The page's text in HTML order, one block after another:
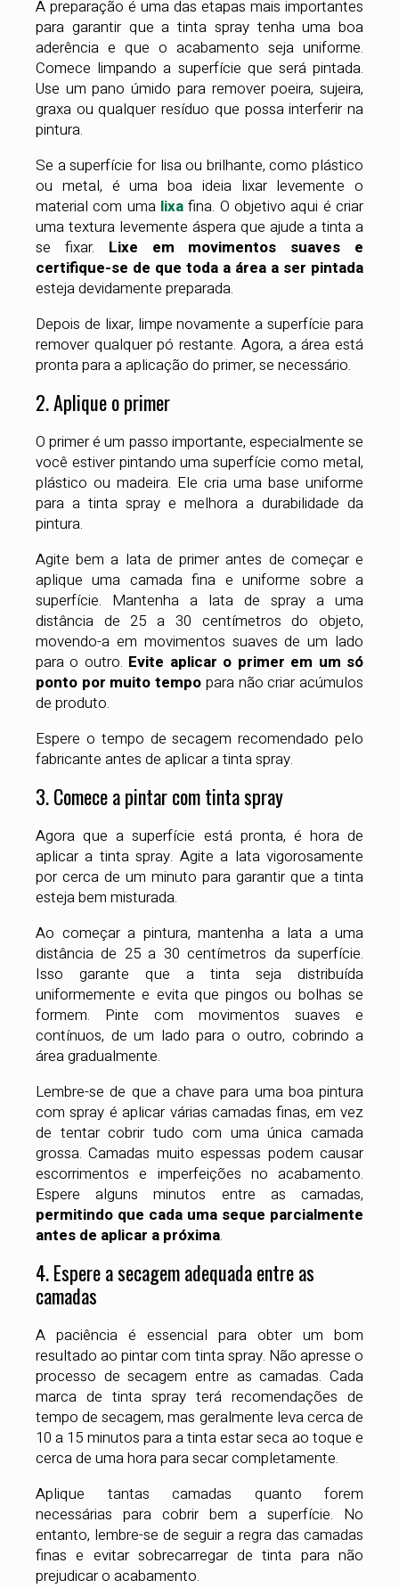
A preparação é uma das etapas mais importantes
para garantir que a tinta spray tenha uma boa
aderência e que o acabamento seja uniforme.
Comece limpando a superfície que será pintada.
Use um pano úmido para remover poeira, sujeira,
graxa ou qualquer resíduo que possa interferir na
pintura.
Se a superfície for lisa ou brilhante, como plástico
ou metal, é uma boa ideia lixar levemente o
material com uma lixa fina. O objetivo aqui é criar
uma textura levemente áspera que ajude a tinta a
se fixar. Lixe em movimentos suaves e
certifique-se de que toda a área a ser pintada
esteja devidamente preparada.
Depois de lixar, limpe novamente a superfície para
remover qualquer pó restante. Agora, a área está
pronta para a aplicação do primer, se necessário.
2. Aplique o primer
O primer é um passo importante, especialmente se
você estiver pintando uma superfície como metal,
plástico ou madeira. Ele cria uma base uniforme
para a tinta spray e melhora a durabilidade da
pintura.
Agite bem a lata de primer antes de começar e
aplique uma camada fina e uniforme sobre a
superfície. Mantenha a lata de spray a uma
distância de 25 a 30 centímetros do objeto,
movendo-a em movimentos suaves de um lado
para o outro. Evite aplicar o primer em um só
ponto por muito tempo para não criar acúmulos
de produto.
Espere o tempo de secagem recomendado pelo
fabricante antes de aplicar a tinta spray.
3. Comece a pintar com tinta spray
Agora que a superfície está pronta, é hora de
aplicar a tinta spray. Agite a lata vigorosamente
por cerca de um minuto para garantir que a tinta
esteja bem misturada.
Ao começar a pintura, mantenha a lata a uma
distância de 25 a 30 centímetros da superfície.
Isso garante que a tinta seja distribuída
uniformemente e evita que pingos ou bolhas se
formem. Pinte com movimentos suaves e
contínuos, de um lado para o outro, cobrindo a
área gradualmente.
Lembre-se de que a chave para uma boa pintura
com spray é aplicar várias camadas finas, em vez
de tentar cobrir tudo com uma única camada
grossa. Camadas muito espessas podem causar
escorrimentos e imperfeições no acabamento.
Espere alguns minutos entre as camadas,
permitindo que cada uma seque parcialmente
antes de aplicar a próxima.
4. Espere a secagem adequada entre as
camadas
A paciência é essencial para obter um bom
resultado ao pintar com tinta spray. Não apresse o
processo de secagem entre as camadas. Cada
marca de tinta spray terá recomendações de
tempo de secagem, mas geralmente leva cerca de
10 a 15 minutos para a tinta estar seca ao toque e
cerca de uma hora para secar completamente.
Aplique tantas camadas quanto forem
necessárias para cobrir bem a superfície. No
entanto, lembre-se de seguir a regra das camadas
finas e evitar sobrecarregar de tinta para não
prejudicar o acabamento.